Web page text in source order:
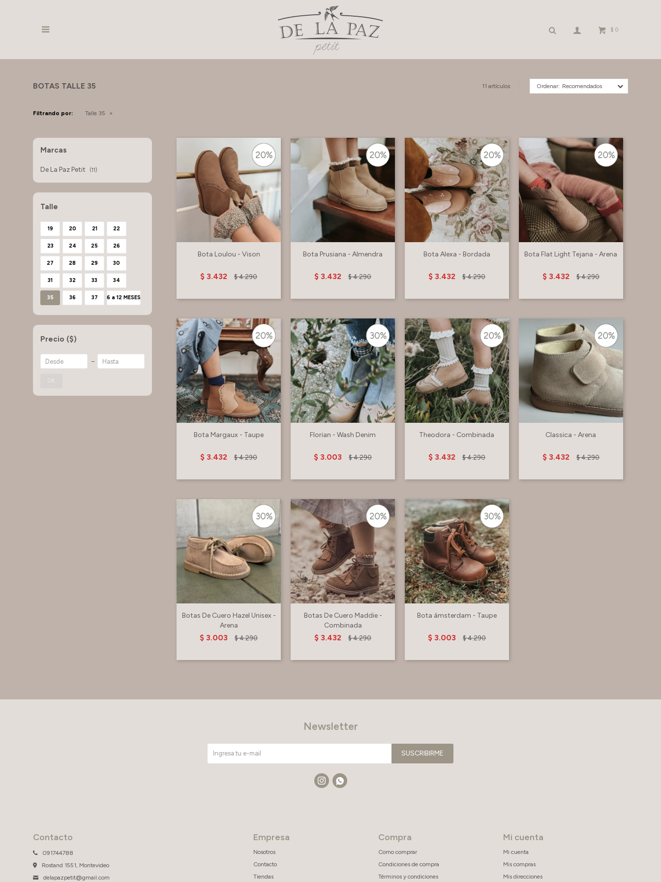
$ 0

BOTAS TALLE 35 11 artículos Recomendados
Filtrando por: Talle 35
Bota Loulou - Vison
$ 3.432 $ 4.290
Bota Prusiana - Almendra
$ 3.432 $ 4.290
Bota Alexa - Bordada
$ 3.432 $ 4.290
Bota Flat Light Tejana - Arena
$ 3.432 $ 4.290
Bota Margaux - Taupe
$ 3.432 $ 4.290
Florian - Wash Denim
$ 3.003 $ 4.290
Theodora - Combinada
$ 3.432 $ 4.290
Classica - Arena
$ 3.432 $ 4.290
Botas De Cuero Hazel Unisex -
Arena
$ 3.003 $ 4.290
Botas De Cuero Maddie -
Combinada
$ 3.432 $ 4.290
Bota ámsterdam - Taupe
$ 3.003 $ 4.290
Marcas
De La Paz Petit (11)
Talle
19 20 21 22
23 24 25 26
27 28 29 30
31 32 33 34
35 36 37 6 a 12 MESES
Precio ($)
OK
Contacto
091744788
Rostand 1551, Montevideo
delapazpetit@gmail.com
Empresa
Nosotros
Contacto
Tiendas
Compra
Como comprar
Condiciones de compra
Términos y condiciones
Mi cuenta
Mi cuenta
Mis compras
Mis direcciones
Newsletter
SUSCRIBIRME
 